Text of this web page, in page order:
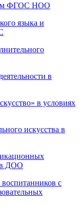
ФГОС НОО
языка и
в
в условиях
искусства в
в ДОО
с